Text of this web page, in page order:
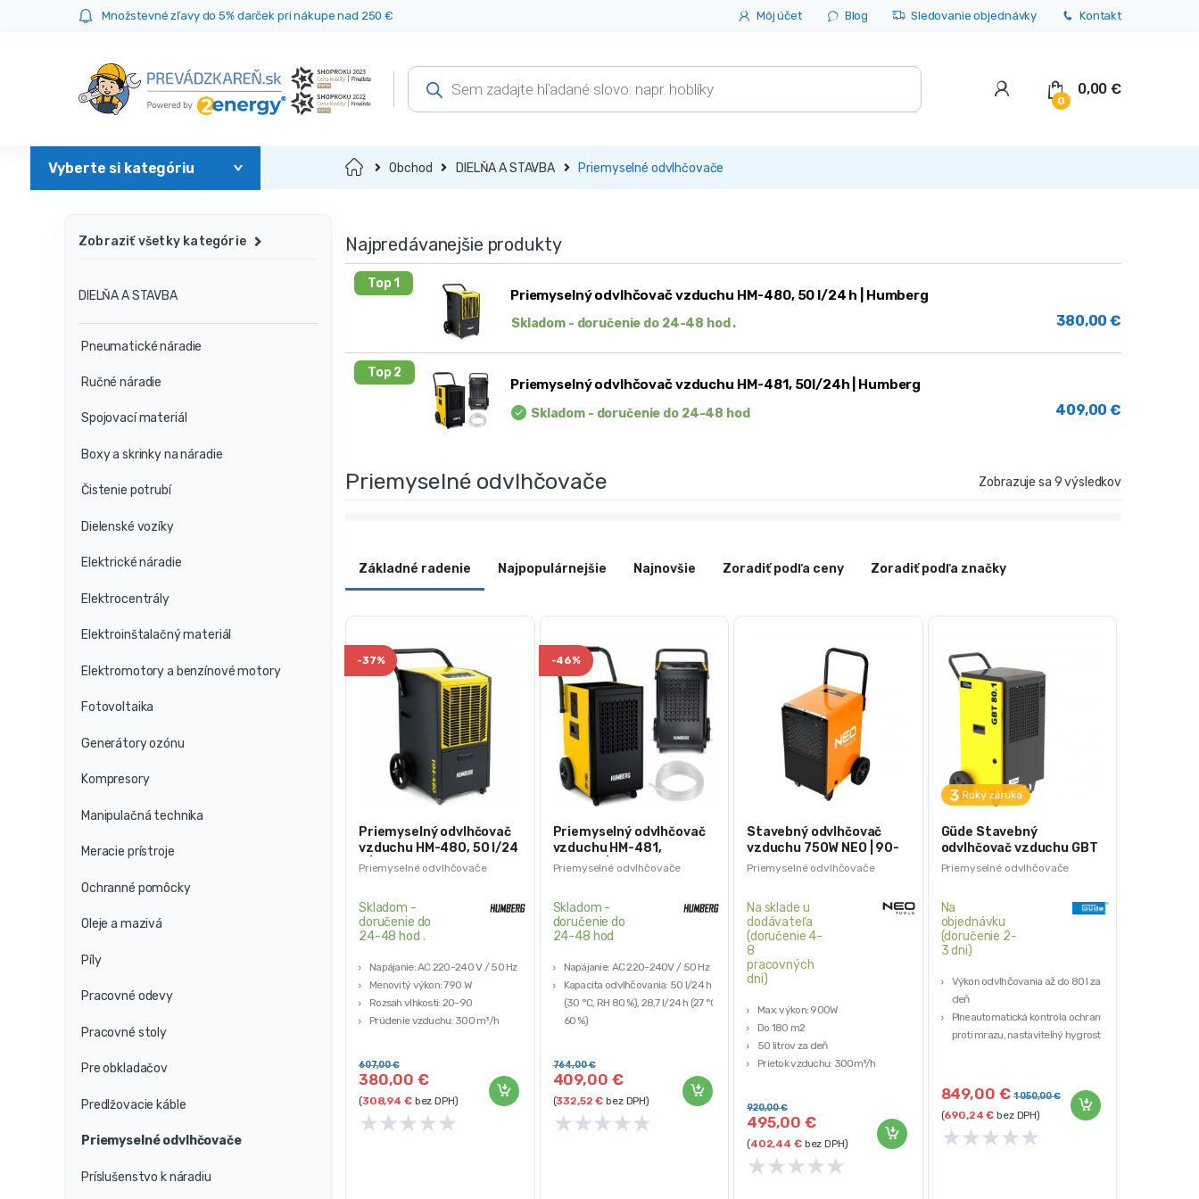
Množstevné zľavy do 5% darček pri nákupe nad 250 € Môj účet Blog Sledovanie objednávky Kontakt
Products
search
0
0,00€
Domov Obchod DIELŇA A STAVBA Priemyselné odvlhčovače
Najpredávanejšie produkty
Top 1
Priemyselný odvlhčovač vzduchu HM-480, 50 l/24 h | Humberg
380,00€
Skladom - doručenie do 24-48 hod .
Top 2
Priemyselný odvlhčovač vzduchu HM-481, 50l/24h | Humberg
409,00€
Skladom - doručenie do 24-48 hod
Priemyselné odvlhčovače Zobrazuje sa 9 výsledkov
Základné radenie Najpopulárnejšie Najnovšie Zoradiť podľa ceny Zoradiť podľa značky
Priemyselné odvlhčovače
-37%
Priemyselný odvlhčovač
vzduchu HM-480, 50 l/24
h | Humberg
Skladom -
doručenie do
24-48 hod .
Napájanie: AC 220-240 V / 50 Hz
Menovitý výkon: 790 W
Rozsah vlhkosti: 20-90
Prúdenie vzduchu: 300 m³/h
380,00€
607,00€
(308,94 €bez DPH)
★★★★★
Priemyselné odvlhčovače
-46%
Priemyselný odvlhčovač
vzduchu HM-481,
50l/24h | Humberg
Skladom -
doručenie do
24-48 hod
Napájanie: AC 220-240V / 50 Hz
Kapacita odvlhčovania: 50 l/24 h
(30 °C, RH 80 %), 28,7 l/24 h (27 °C,
60 %)
Veľkosť nádržky na vodu: 5,5 l
409,00 €
764,00€
(332,52€ bez DPH)
★★★★★
Priemyselné odvlhčovače
Stavebný odvlhčovač
vzduchu 750W NEO | 90-
160
Na sklade u
dodávateľa
(doručenie 4-
8
pracovných
dni)
Max. výkon: 900W
Do 180 m2
50 litrov za deň
Prietok vzduchu: 300m³/h
495,00€
920,00€
(402,44 €bez DPH)
★★★★★
Priemyselné odvlhčovače
Güde Stavebný
odvlhčovač vzduchu GBT
80.1
Na
objednávku
(doručenie 2-
3 dni)
Výkon odvlhčovania až do 80 l za
deň
Plneautomatická kontrola ochrany
proti mrazu, nastaviteľný hygrostat
m2
849,00 € 1 050,00€
(690,24€ bez DPH)
★★★★★
Zobraziť všetky kategórie
DIELŇA A STAVBA
Pneumatické náradie
Ručné náradie
Spojovací materiál
Boxy a skrinky na náradie
Čistenie potrubí
Dielenské vozíky
Elektrické náradie
Elektrocentrály
Elektroinštalačný materiál
Elektromotory a benzínové motory
Fotovoltaika
Generátory ozónu
Kompresory
Manipulačná technika
Meracie prístroje
Ochranné pomôcky
Oleje a mazivá
Píly
Pracovné odevy
Pracovné stoly
Pre obkladačov
Predlžovacie káble
Priemyselné odvlhčovače
Príslušenstvo k náradiu